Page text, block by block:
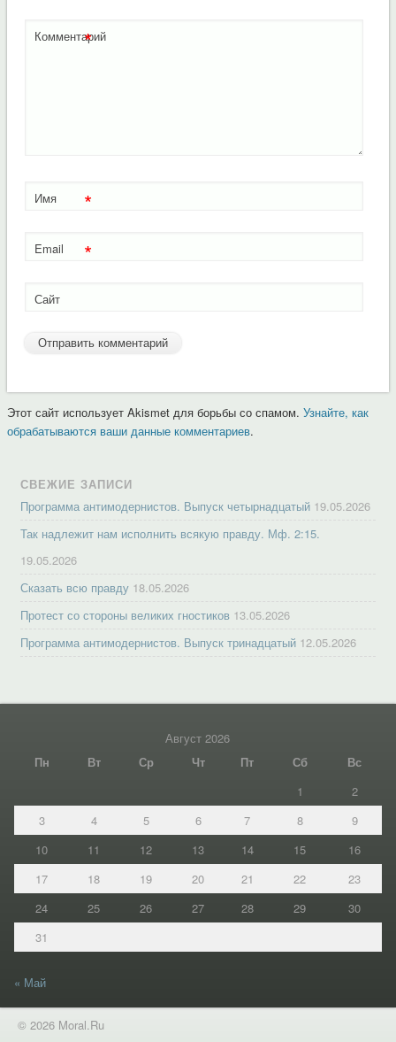
Комментарий
*
Имя *
Email *
Сайт
Этот сайт использует Akismet для борьбы со спамом. Узнайте, как
обрабатываются ваши данные комментариев.
СВЕЖИЕ ЗАПИСИ
Программа антимодернистов. Выпуск четырнадцатый 19.05.2026
Так надлежит нам исполнить всякую правду. Мф. 2:15.
19.05.2026
Сказать всю правду 18.05.2026
Протест со стороны великих гностиков 13.05.2026
Программа антимодернистов. Выпуск тринадцатый 12.05.2026
Август 2026
Пн
Вт Ср Чт Пт Сб
Вс
1
2
3
4 5 6 7 8
9
10
11 12 13 14 15
16
17
18 19 20 21 22
23
24
25 26 27 28 29
30
31
« Май
© 2026 Moral.Ru